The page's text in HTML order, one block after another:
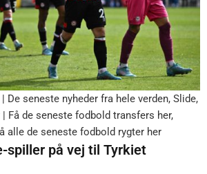
De seneste nyheder fra hele verden, Slide,
| Få de seneste fodbold transfers her,
alle de seneste fodbold rygter her
spiller på vej til Tyrkiet